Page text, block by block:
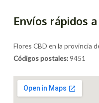
Envíos rápidos
Flores CBD en la provincia
Códigos postales:9451